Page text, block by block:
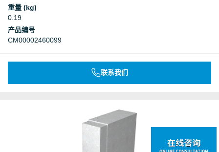
重量 (kg)
0.19
产品编号
CM00002460099
联系我们